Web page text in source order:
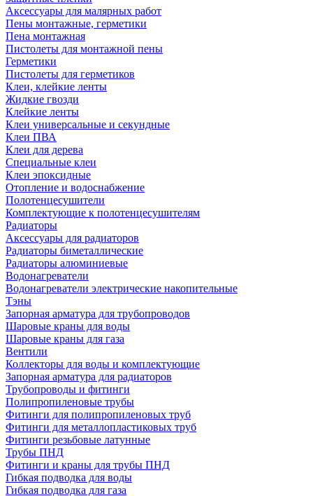
Аксессуары для малярных работ
Пены монтажные, герметики
Пена монтажная
Пистолеты для монтажной пены
Герметики
Пистолеты для герметиков
Клеи, клейкие ленты
Жидкие гвозди
Клейкие ленты
Клеи универсальные и секундные
Клеи ПВА
Клеи для дерева
Специальные клеи
Клеи эпоксидные
Отопление и водоснабжение
Полотенцесушители
Комплектующие к полотенцесушителям
Радиаторы
Аксессуары для радиаторов
Радиаторы биметаллические
Радиаторы алюминиевые
Водонагреватели
Водонагреватели электрические накопительные
Тэны
Запорная арматура для трубопроводов
Шаровые краны для воды
Шаровые краны для газа
Вентили
Коллекторы для воды и комплектующие
Запорная арматура для радиаторов
Трубопроводы и фитинги
Полипропиленовые трубы
Фитинги для полипропиленовых труб
Фитинги для металлопластиковых труб
Фитинги резьбовые латунные
Трубы ПНД
Фитинги и краны для трубы ПНД
Гибкая подводка для воды
Гибкая подводка для газа